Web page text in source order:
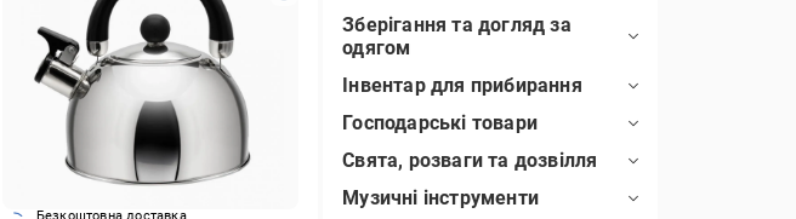
Зберігання та догляд за
одягом
Інвентар для прибирання
Господарські товари
Свята, розваги та дозвілля
Музичні інструменти